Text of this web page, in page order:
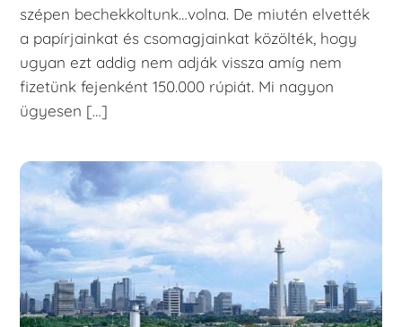
szépen bechekkoltunk…volna. De miutén elvették
a papírjainkat és csomagjainkat közölték, hogy
ugyan ezt addig nem adják vissza amíg nem
fizetünk fejenként 150.000 rúpiát. Mi nagyon
ügyesen […]